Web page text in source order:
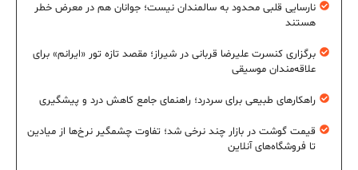
نارسایی قلبی محدود به سالمندان نیست؛ جوانان هم در معرض خطر
هستند
برگزاری کنسرت علیرضا قربانی در شیراز؛ مقصد تازه تور «ایرانم» برای
علاقه‌مندان موسیقی
راهکارهای طبیعی برای سردرد؛ راهنمای جامع کاهش درد و پیشگیری
قیمت گوشت در بازار چند نرخی شد؛ تفاوت چشمگیر نرخ‌ها از میادین
تا فروشگاه‌های آنلاین